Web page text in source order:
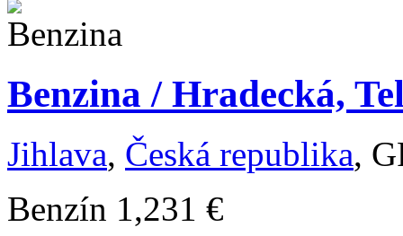
Benzina / Hradecká,
Jihlava, Česká republika,
Benzín 1,231 €